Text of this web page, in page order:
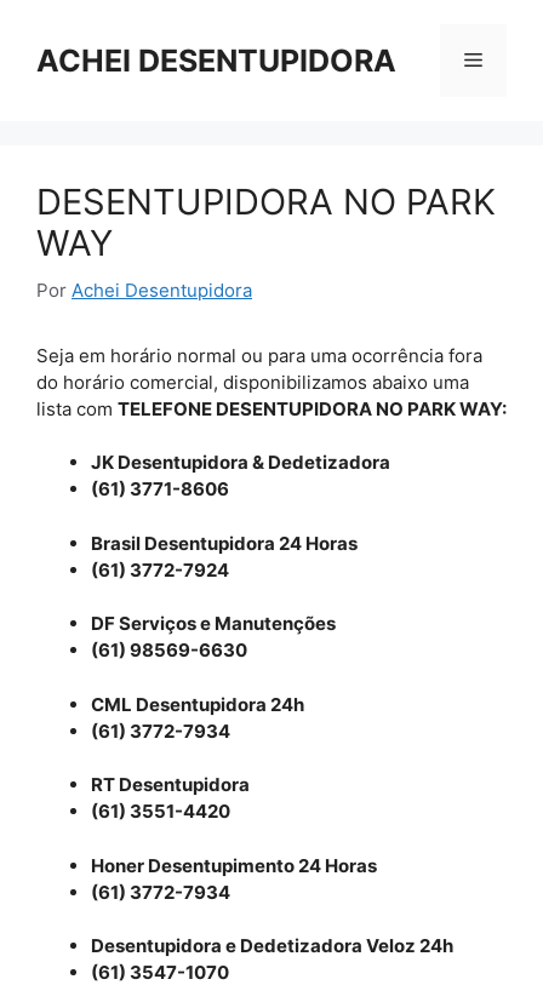
ACHEI DESENTUPIDORA Menu
DESENTUPIDORA NO PARK
WAY
Por Achei Desentupidora
Seja em horário normal ou para uma ocorrência fora
do horário comercial, disponibilizamos abaixo uma
lista com TELEFONE DESENTUPIDORA NO PARK WAY:
JK Desentupidora & Dedetizadora
(61) 3771-8606
Brasil Desentupidora 24 Horas
(61) 3772-7924
DF Serviços e Manutenções
(61) 98569-6630
CML Desentupidora 24h
(61) 3772-7934
RT Desentupidora
(61) 3551-4420
Honer Desentupimento 24 Horas
(61) 3772-7934
Desentupidora e Dedetizadora Veloz 24h
(61) 3547-1070